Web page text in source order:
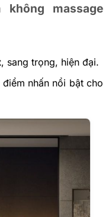
massage
, sang trọng, hiện đại.
điểm nhấn nổi bật cho